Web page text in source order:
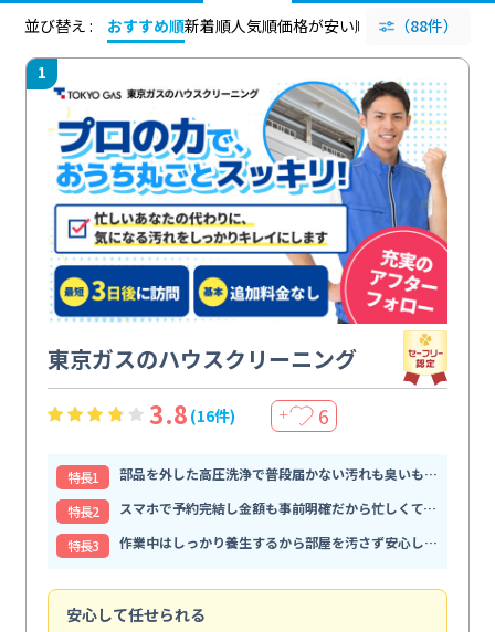
並び替え :
おすすめ順新着順人気順価格が安い順 評価が高い順
（88件）
1
東京ガスのハウスクリーニング
3.8 (16件) ＋ 6
特⻑1
部品を外した高圧洗浄で普段届かない汚れも臭いもすっきり解消
特⻑2
スマホで予約完結し金額も事前明確だから忙しくても頼みやすい
特⻑3
作業中はしっかり養生するから部屋を汚さず安心して任せられる
安心して任せられる